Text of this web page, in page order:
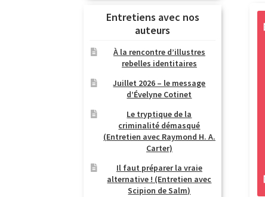
Entretiens avec nos
auteurs
À la rencontre d’illustres
rebelles identitaires
Juillet 2026 – le message
d’Évelyne Cotinet
Le tryptique de la
criminalité démasqué
(Entretien avec Raymond H. A.
Carter)
Il faut préparer la vraie
alternative ! (Entretien avec
Scipion de Salm)